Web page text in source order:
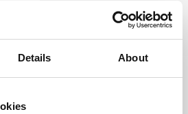
Details About
Schwerpunkte zu setzen und den
anzupassen. Dabei ist der
dran an aktuellen politischen
in seinen Vortrag mit ein.
die Vorzüge der EU, der
Forschung, die Wolfgang